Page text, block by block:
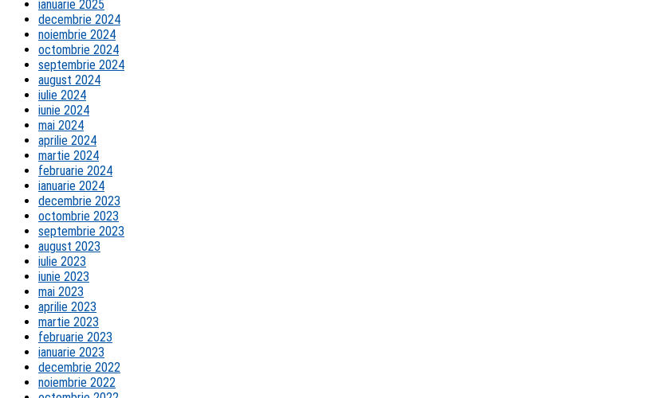
ianuarie 2025
decembrie 2024
noiembrie 2024
octombrie 2024
septembrie 2024
august 2024
iulie 2024
iunie 2024
mai 2024
aprilie 2024
martie 2024
februarie 2024
ianuarie 2024
decembrie 2023
octombrie 2023
septembrie 2023
august 2023
iulie 2023
iunie 2023
mai 2023
aprilie 2023
martie 2023
februarie 2023
ianuarie 2023
decembrie 2022
noiembrie 2022